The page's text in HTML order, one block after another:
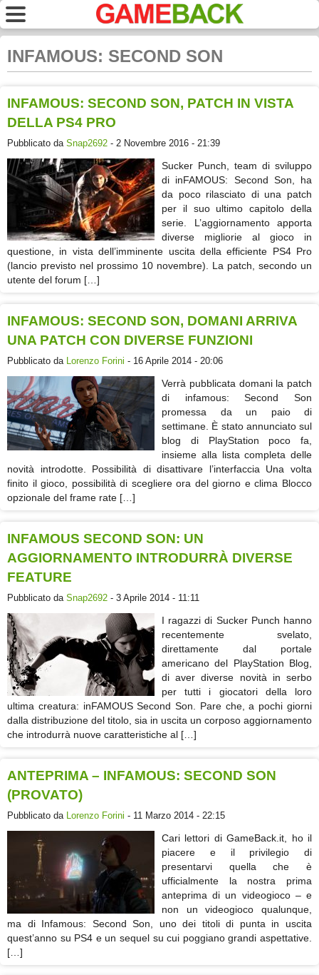
INFAMOUS: SECOND SON
INFAMOUS: SECOND SON, PATCH IN VISTA
DELLA PS4 PRO
Pubblicato da Snap2692 - 2 Novembre 2016 - 21:39
Sucker Punch, team di sviluppo
di inFAMOUS: Second Son, ha
da poco rilasciato di una patch
per il suo ultimo capitolo della
serie. L’aggiornamento apporta
diverse migliorie al gioco in
questione, in vista dell’imminente uscita della efficiente PS4 Pro
(lancio previsto nel prossimo 10 novembre). La patch, secondo un
utente del forum […]
INFAMOUS: SECOND SON, DOMANI ARRIVA
UNA PATCH CON DIVERSE FUNZIONI
Pubblicato da Lorenzo Forini - 16 Aprile 2014 - 20:06
Verrà pubblicata domani la patch
di infamous: Second Son
promessa da un paio di
settimane. È stato annunciato sul
blog di PlayStation poco fa,
insieme alla lista completa delle
novità introdotte. Possibilità di disattivare l’interfaccia Una volta
finito il gioco, possibilità di scegliere ora del giorno e clima Blocco
opzionale del frame rate […]
INFAMOUS SECOND SON: UN
AGGIORNAMENTO INTRODURRÀ DIVERSE
FEATURE
Pubblicato da Snap2692 - 3 Aprile 2014 - 11:11
I ragazzi di Sucker Punch hanno
recentemente svelato,
direttamente dal portale
americano del PlayStation Blog,
di aver diverse novità in serbo
per tutti i giocatori della loro
ultima creatura: inFAMOUS Second Son. Pare che, a pochi giorni
dalla distribuzione del titolo, sia in uscita un corposo aggiornamento
che introdurrà nuove caratteristiche al […]
ANTEPRIMA – INFAMOUS: SECOND SON
(PROVATO)
Pubblicato da Lorenzo Forini - 11 Marzo 2014 - 22:15
Cari lettori di GameBack.it, ho il
piacere e il privilegio di
presentarvi quella che è
ufficialmente la nostra prima
anteprima di un videogioco – e
non un videogioco qualunque,
ma di Infamous: Second Son, uno dei titoli di punta in uscita
quest’anno su PS4 e un sequel su cui poggiano grandi aspettative.
[…]